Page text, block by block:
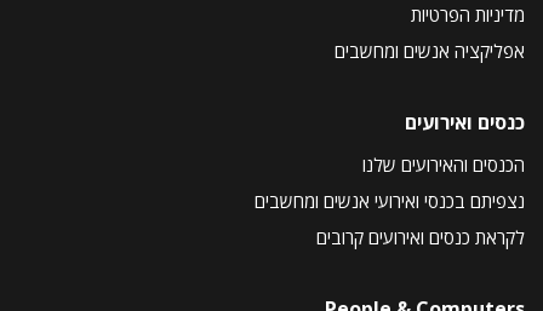
מדיניות הפרטיות
אפליקציה אנשים ומחשבים
כנסים ואירועים
הכנסים והאירועים שלנו
נצפיתם בכנסי ואירועי אנשים ומחשבים
לקראת כנסים ואירועים קרובים